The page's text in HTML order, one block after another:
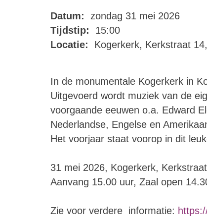
Datum:
zondag 31 mei 2026
Tijdstip:
15:00
Locatie:
Kogerkerk, Kerkstraat
In de monumentale Kogerkerk in
Uitgevoerd wordt muziek van de
voorgaande eeuwen o.a. Edward
Nederlandse, Engelse en
Het voorjaar staat voorop in dit
31 mei 2026, Kogerkerk,
Aanvang 15.00 uur, Zaal open
Zie voor verdere informatie: